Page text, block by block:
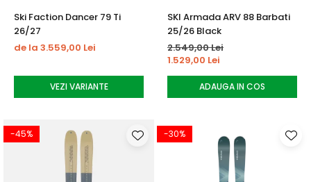
Ski Faction Dancer 79 Ti
26/27
de la 3.559,00 Lei
VEZI VARIANTE
SKI Armada ARV 88 Barbati
25/26 Black
2.549,00 Lei
1.529,00 Lei
ADAUGA IN COS
-45% -30%